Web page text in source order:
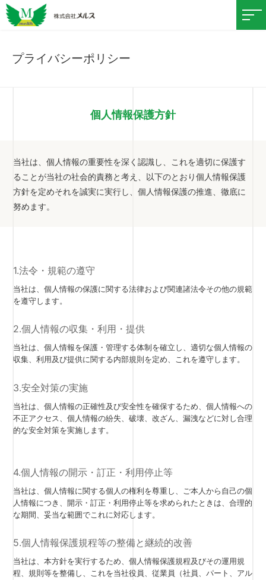
プライバシーポリシー
個人情報保護方針
当社は、個人情報の重要性を深く認識し、これを適切に保護す
ることが当社の社会的責務と考え、以下のとおり個人情報保護
方針を定めそれを誠実に実行し、個人情報保護の推進、徹底に
努めます。
1.法令・規範の遵守
当社は、個人情報の保護に関する法律および関連諸法令その他の規範
を遵守します。
2.個人情報の収集・利用・提供
当社は、個人情報を保護・管理する体制を確立し、適切な個人情報の
収集、利用及び提供に関する内部規則を定め、これを遵守します。
3.安全対策の実施
当社は、個人情報の正確性及び安全性を確保するため、個人情報への
不正アクセス、個人情報の紛失、破壊、改ざん、漏洩などに対し合理
的な安全対策を実施します。
4.個人情報の開示・訂正・利用停止等
当社は、個人情報に関する個人の権利を尊重し、ご本人から自己の個
人情報につき、開示・訂正・利用停止等を求められたときは、合理的
な期間、妥当な範囲でこれに対応します。
5.個人情報保護規程等の整備と継続的改善
当社は、本方針を実行するため、個人情報保護規程及びその運用規
程、規則等を整備し、これを当社役員、従業員（社員、パート、アル